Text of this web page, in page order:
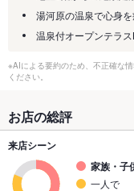
湯河原の温泉で心身
温泉付オープンテラ
※AIによる要約のため、不正確な
ください。
お店の総評
来店シーン
家族・子
一人で